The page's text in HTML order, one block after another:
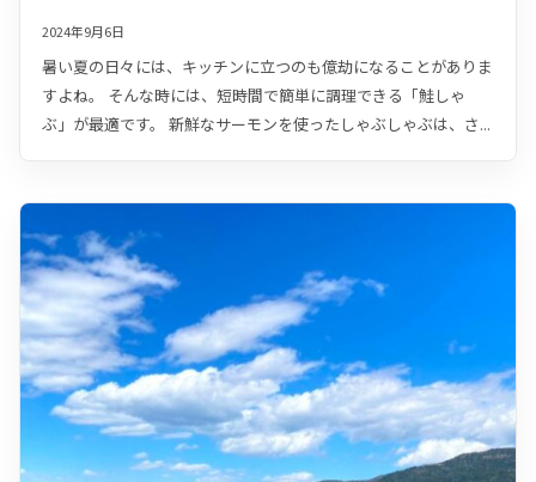
2024年9月6日
暑い夏の日々には、キッチンに立つのも億劫になることがありま
すよね。 そんな時には、短時間で簡単に調理できる「鮭しゃ
ぶ」が最適です。 新鮮なサーモンを使ったしゃぶしゃぶは、さ...